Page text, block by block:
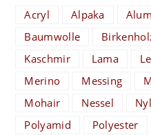
Acryl Alpaka
Baumwolle
Kaschmir
Lama
Merino
Messing
Mohair
Nessel
Polyamid
Polyester